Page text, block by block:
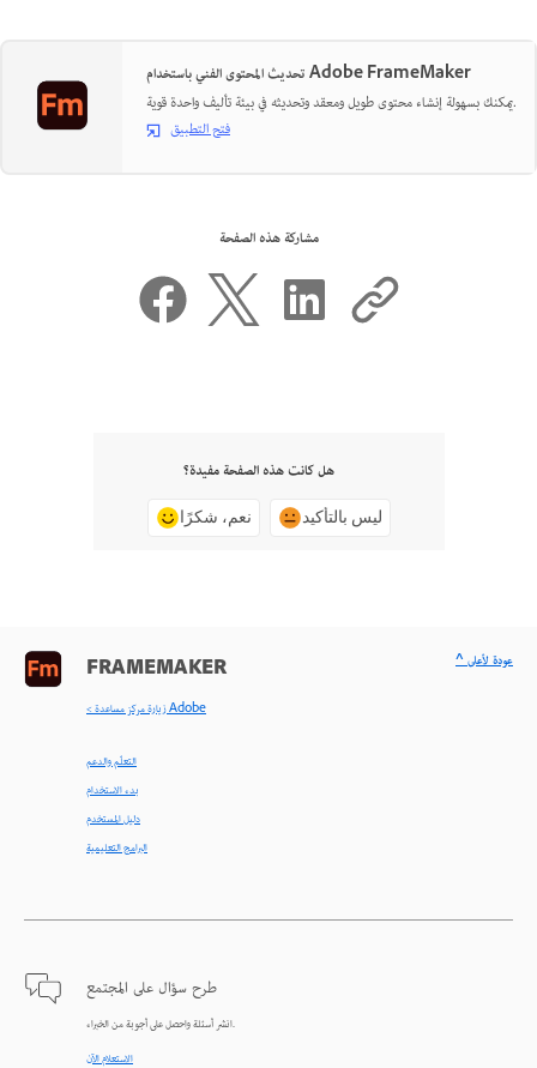
تحديث المحتوى الفني باستخدام Adobe FrameMaker
يمكنك بسهولة إنشاء محتوى طويل ومعقد وتحديثه في بيئة تأليف واحدة قوية.
فتح التطبيق
مشاركة هذه الصفحة
هل كانت هذه الصفحة مفيدة؟
نعم، شكرًا ليس بالتأكيد
FRAMEMAKER
< زيارة مركز مساعدة Adobe
التعلّم والدعم
بدء الاستخدام
دليل المستخدم
البرامج التعليمية
طرح سؤال على المجتمع
انشر أسئلة واحصل على أجوبة من الخبراء.
الاستعلام الآن
^ عودة لأعلى